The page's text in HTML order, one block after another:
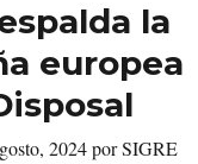
la
europea
2024 por SIGRE